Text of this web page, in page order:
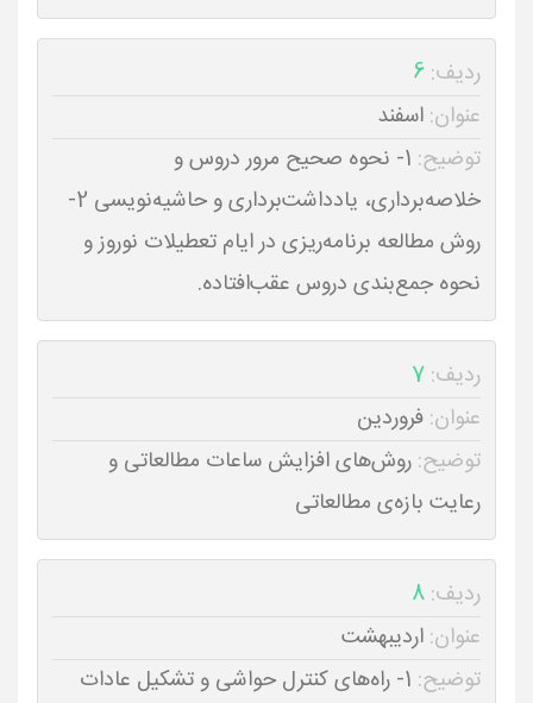
ردیف: 6
عنوان: اسفند
توضیح: 1- نحوه صحیح مرور دروس و
خلاصه‌برداری، یادداشت‌برداری و حاشیه‌نویسی 2-
روش مطالعه برنامه‌ریزی در ایام تعطیلات نوروز و
نحوه جمع‌بندی دروس عقب‌افتاده.
ردیف: 7
عنوان: فروردین
توضیح: روش‌های افزایش ساعات مطالعاتی و
رعایت بازه‌ی مطالعاتی
ردیف: 8
عنوان: اردیبهشت
توضیح: 1- راه‌های کنترل حواشی و تشکیل عادات